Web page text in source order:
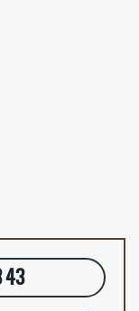
43